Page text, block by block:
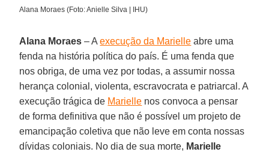
Alana Moraes (Foto: Anielle Silva | IHU)
Alana Moraes – Aexecução da Marielle abre uma
fenda na história política do país. É uma fenda que
nos obriga, de uma vez por todas, a assumir nossa
herança colonial, violenta, escravocrata e patriarcal. A
execução trágica de Marielle nos convoca a pensar
de forma definitiva que não é possível um projeto de
emancipação coletiva que não leve em conta nossas
dívidas coloniais. No dia de sua morte, Marielle